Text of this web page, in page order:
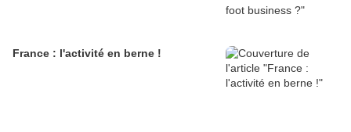
France : l'activité en berne !